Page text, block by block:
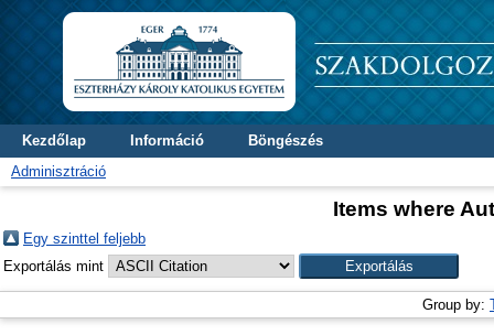
Kezdőlap Információ
Böngészés
Adminisztráció
Items where
Egy szinttel feljebb
Exportálás mint
Group by: